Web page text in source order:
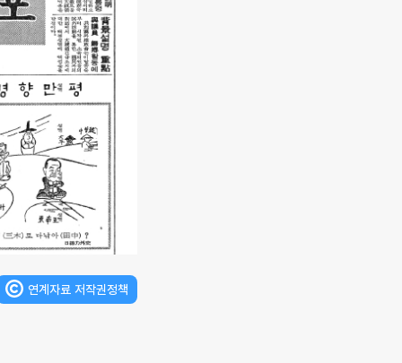
연계자료 저작권정책